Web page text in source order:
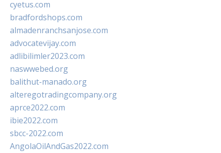
cyetus.com
bradfordshops.com
almadenranchsanjose.com
advocatevijay.com
adlibilimler2023.com
naswwebed.org
balithut-manado.org
alteregotradingcompany.org
aprce2022.com
ibie2022.com
sbcc-2022.com
AngolaOilAndGas2022.com